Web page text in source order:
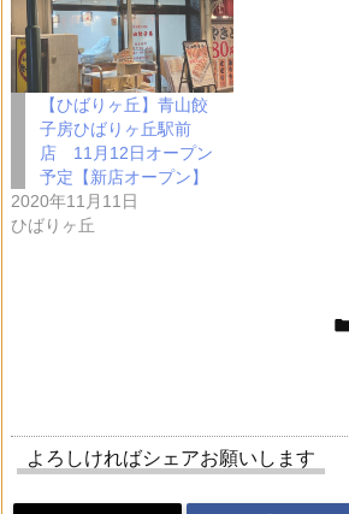
【ひばりヶ丘】青山餃
子房ひばりヶ丘駅前
店 11月12日オープン
予定【新店オープン】
2020年11月11日
ひばりヶ丘
よろしければシェアお願いします